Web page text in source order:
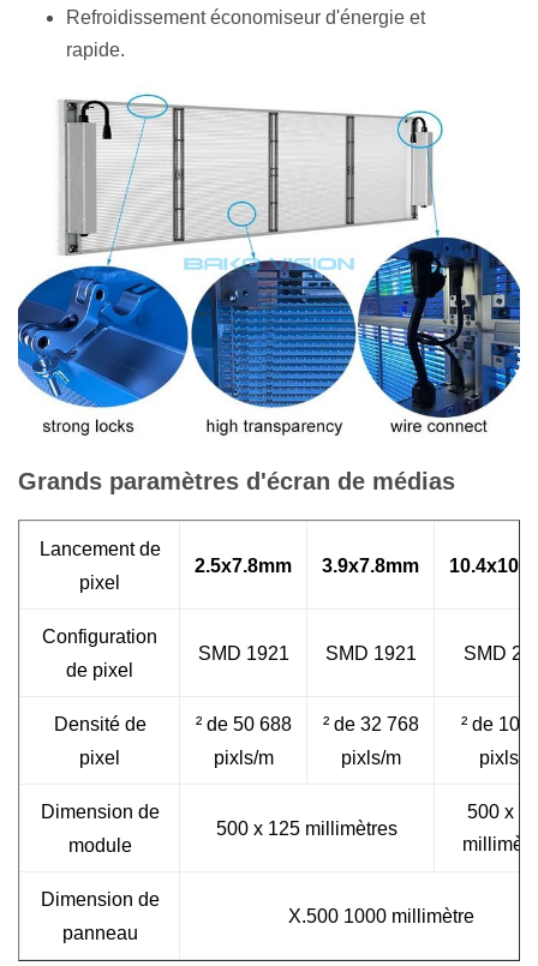
Refroidissement économiseur d'énergie et
rapide.
Grands paramètres d'écran de médias
Lancement de
pixel
2.5x7.8mm 3.9x7.8mm
Configuration
de pixel
SMD 1921 SMD 1921 SMD
Densité de
pixel
² de 50 688
pixls/m
² de 32 768
pixls/m
² de 10
pixls/m
Dimension de
module
500 x 125 millimètres
500 x
Dimension de
panneau
X.500 1000 millimètre